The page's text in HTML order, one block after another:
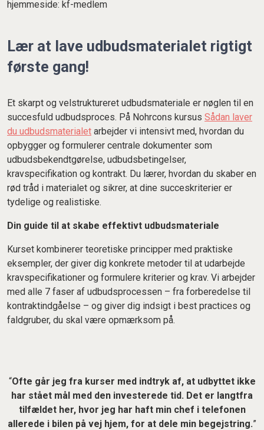
hjemmeside: kf-medlem
Lær at lave udbudsmaterialet rigtigt
første gang!
Et skarpt og velstruktureret udbudsmateriale er nøglen til en
succesfuld udbudsproces. På Nohrcons kursus Sådan laver
du udbudsmaterialet arbejder vi intensivt med, hvordan du
opbygger og formulerer centrale dokumenter som
udbudsbekendtgørelse, udbudsbetingelser,
kravspecifikation og kontrakt. Du lærer, hvordan du skaber en
rød tråd i materialet og sikrer, at dine succeskriterier er
tydelige og realistiske.
Din guide til at skabe effektivt udbudsmateriale
Kurset kombinerer teoretiske principper med praktiske
eksempler, der giver dig konkrete metoder til at udarbejde
kravspecifikationer og formulere kriterier og krav. Vi arbejder
med alle 7 faser af udbudsprocessen – fra forberedelse til
kontraktindgåelse – og giver dig indsigt i best practices og
faldgruber, du skal være opmærksom på.
“Ofte går jeg fra kurser med indtryk af, at udbyttet ikke
har stået mål med den investerede tid. Det er langtfra
tilfældet her, hvor jeg har haft min chef i telefonen
allerede i bilen på vej hjem, for at dele min begejstring.”